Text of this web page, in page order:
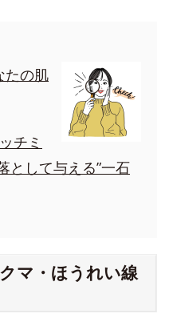
たの肌
チミ
として与える”一石
マ・ほうれい線